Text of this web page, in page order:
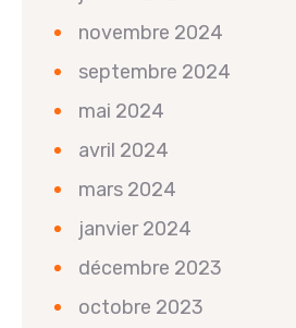
novembre 2024
septembre 2024
mai 2024
avril 2024
mars 2024
janvier 2024
décembre 2023
octobre 2023